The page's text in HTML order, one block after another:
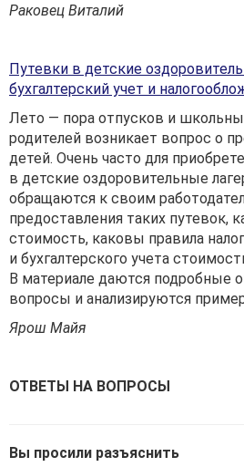
Раковец Виталий
Путевки в детские
бухгалтерский учет и
Лето — пора отпусков и
родителей возникает вопрос о
детей. Очень часто для
в детские оздоровительные
обращаются к своим
предоставления таких путевок,
стоимость, каковы правила
и бухгалтерского учета
В материале даются подробные
вопросы и анализируются
Ярош Майя
ОТВЕТЫ НА ВОПРОСЫ
Вы просили разъяснить